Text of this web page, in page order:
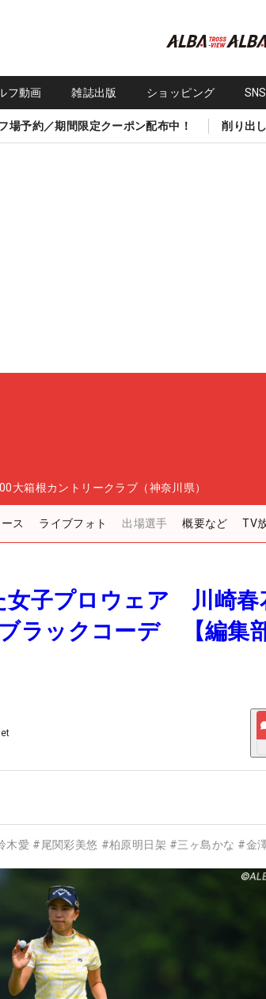
フ動画 雑誌出版 ショッピング
場予約／期間限定クーポン配布中！ 削り出
大箱根カントリークラブ（神奈川県）
ス ライブフォト 出場選手 概要など TV
女子プロウェア 川崎春
ラックコーデ 【編集
木愛 # 尾関彩美悠 #柏原明日架 #三ヶ島かな #金